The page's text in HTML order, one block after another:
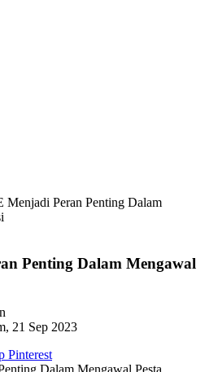
Menjadi Peran Penting Dalam
Penting Dalam Mengawal
21 Sep 2023
Pinterest